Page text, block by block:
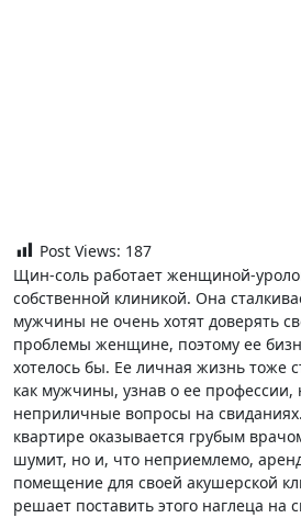
Post Views: 187
Щин-соль работает женщиной-урологом и владеет своей
собственной клиникой. Она
мужчины не очень хотят доверять
проблемы женщине, поэтому ее
хотелось бы. Ее личная жизнь тоже
как мужчины, узнав о ее профессии,
неприличные вопросы на
квартире оказывается грубым
шумит, но и, что неприемлемо,
помещение для своей акушерской
решает поставить этого наглеца на